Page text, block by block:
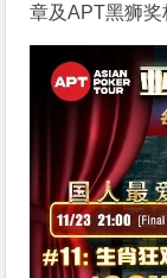
章及APT黑狮奖